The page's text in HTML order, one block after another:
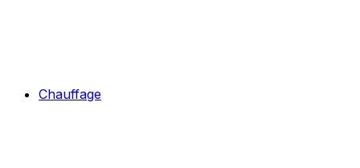
Chauffage